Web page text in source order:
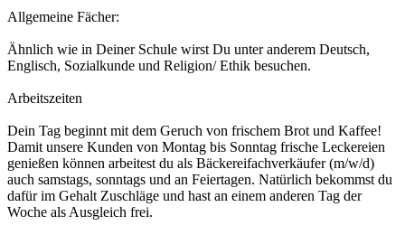
Allgemeine Fächer:
Ähnlich wie in Deiner Schule wirst Du unter anderem Deutsch,
Englisch, Sozialkunde und Religion/ Ethik besuchen.
Arbeitszeiten
Dein Tag beginnt mit dem Geruch von frischem Brot und Kaffee!
Damit unsere Kunden von Montag bis Sonntag frische Leckereien
genießen können arbeitest du als Bäckereifachverkäufer (m/w/d)
auch samstags, sonntags und an Feiertagen. Natürlich bekommst du
dafür im Gehalt Zuschläge und hast an einem anderen Tag der
Woche als Ausgleich frei.